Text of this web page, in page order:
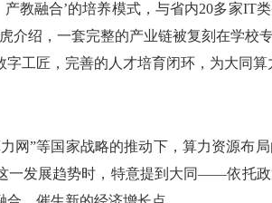
产教融合’的培养模式，与省内20多家
介绍，一套完整的产业链被复刻在学校
字工匠，完善的人才培育闭环，为大同算
网”等国家战略的推动下，算力资源布
一发展趋势时，特意提到大同——依托